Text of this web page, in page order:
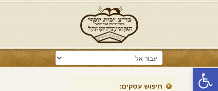
פתח סרגל נגישות
חיפוש עסקים: